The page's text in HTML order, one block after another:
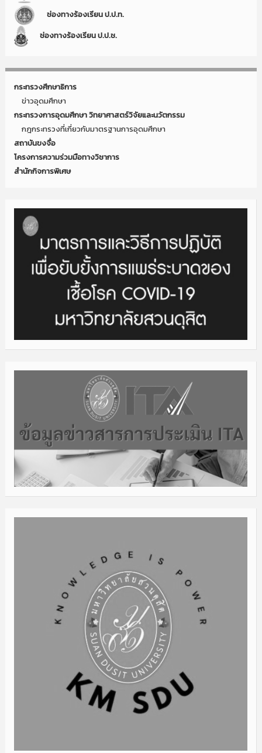
ช่องทางร้องเรียน ป.ป.ท.
ช่องทางร้องเรียน ป.ป.ช.
กระทรวงศึกษาธิการ
ข่าวอุดมศึกษา
กระทรวงการอุดมศึกษา วิทยาศาสตร์วิจัยและนวัตกรรม
กฎกระทรวงที่เกี่ยวกับมาตรฐานการอุดมศึกษา
สถาบันขงจื่อ
โครงการความร่วมมือทางวิชาการ
สำนักกิจการพิเศษ